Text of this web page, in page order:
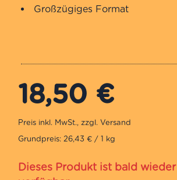
Großzügiges Format
18,50 €
Grundpreis: 26,43 € / 1 kg
Dieses Produkt ist bald wieder